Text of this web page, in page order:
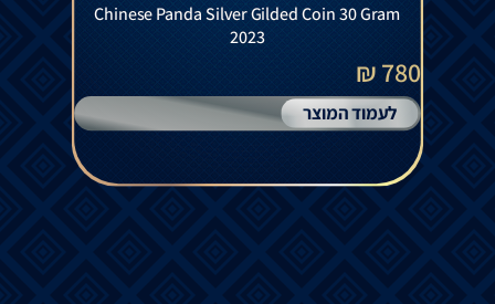
Chinese Panda Silver Gilded Coin 30 Gram
2023
780 ₪
לעמוד המוצר